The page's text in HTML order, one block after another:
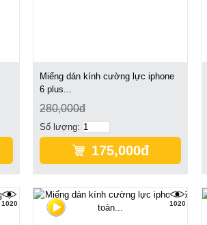
Miếng dán kính cường lực iphone
6 plus...
280,000đ
Số lượng:
175,000đ
1020 1020